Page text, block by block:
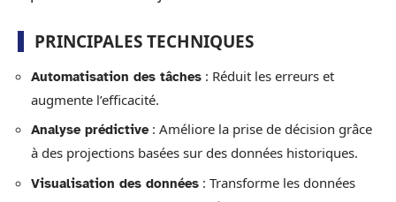
PRINCIPALES TECHNIQUES
Automatisation des tâches : Réduit les erreurs et
augmente l’efficacité.
Analyse prédictive: Améliore la prise de décision grâce
à des projections basées sur des données historiques.
Visualisation des données : Transforme les données